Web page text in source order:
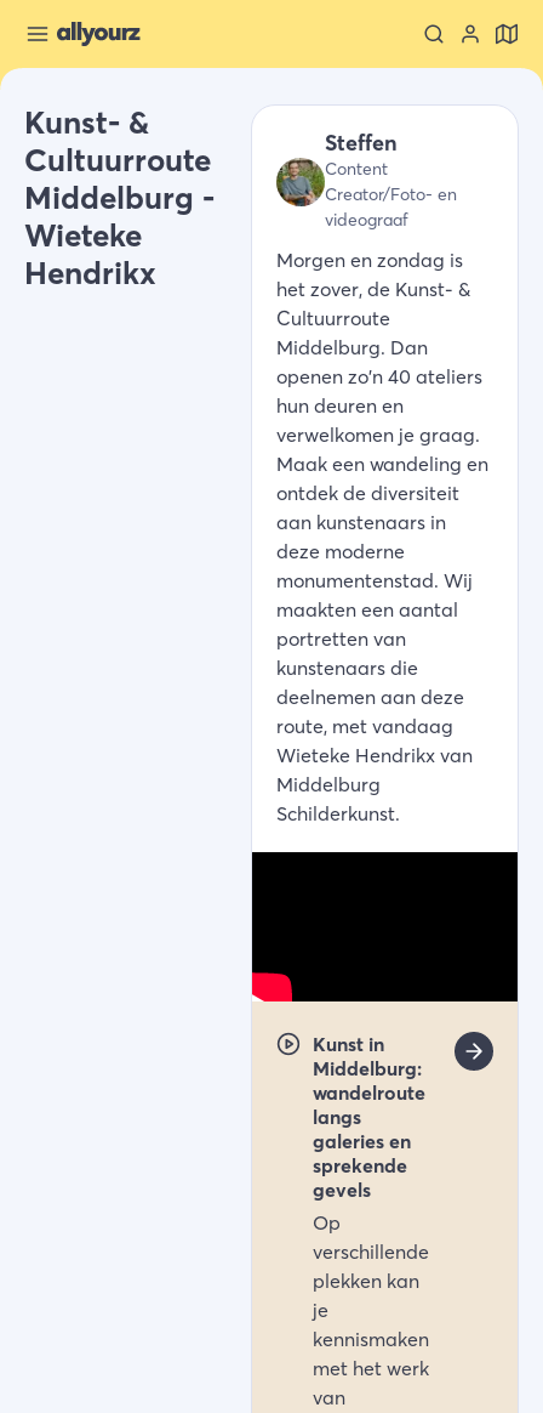
Kunst- &
Cultuurroute
Middelburg -
Wieteke
Hendrikx
Steffen
Content
Creator/Foto- en
videograaf
Morgen en zondag is
het zover, de Kunst- &
Cultuurroute
Middelburg. Dan
openen zo'n 40 ateliers
hun deuren en
verwelkomen je graag.
Maak een wandeling en
ontdek de diversiteit
aan kunstenaars in
deze moderne
monumentenstad. Wij
maakten een aantal
portretten van
kunstenaars die
deelnemen aan deze
route, met vandaag
Wieteke Hendrikx van
Middelburg
Schilderkunst.
Kunst in
Middelburg:
wandelroute
langs
galeries en
sprekende
gevels
Op
verschillende
plekken kan
je
kennismaken
met het werk
van